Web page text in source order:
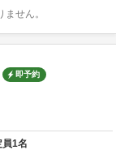
せん。
即予約
員1名